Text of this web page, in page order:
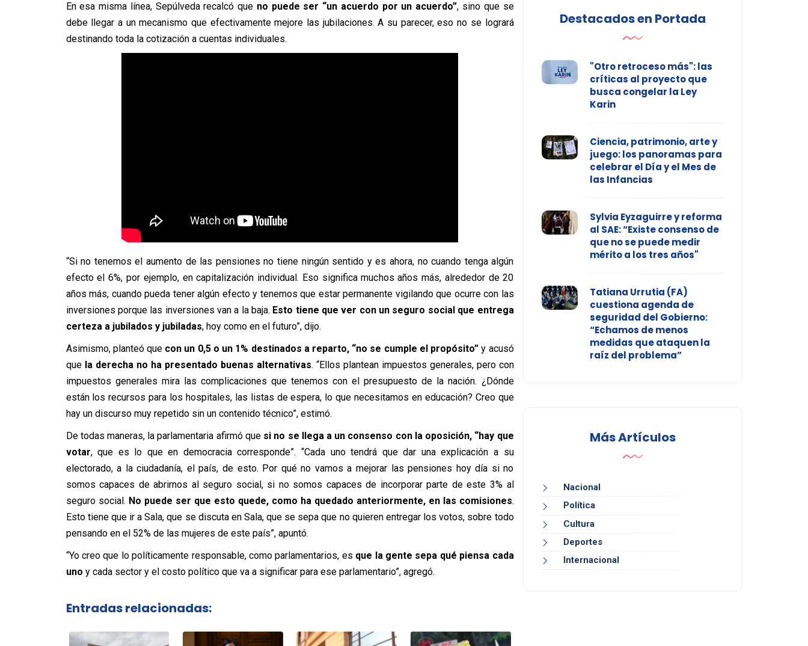
En esa misma línea, Sepúlveda recalcó que no puede ser “un acuerdo por un acuerdo”, sino que se
debe llegar a un mecanismo que efectivamente mejore las jubilaciones. A su parecer, eso no se logrará
destinando toda la cotización a cuentas individuales.
“Si no tenemos el aumento de las pensiones no tiene ningún sentido y es ahora, no cuando tenga algún
efecto el 6%, por ejemplo, en capitalización individual. Eso significa muchos años más, alrededor de 20
años más, cuando pueda tener algún efecto y tenemos que estar permanente vigilando que ocurre con las
inversiones porque las inversiones van a la baja. Esto tiene que ver con un seguro social que entrega
certeza a jubilados y jubiladas, hoy como en el futuro”, dijo.
Asimismo, planteó que con un 0,5 o un 1% destinados a reparto, “no se cumple el propósito” y acusó
que la derecha no ha presentado buenas alternativas. “Ellos plantean impuestos generales, pero con
impuestos generales mira las complicaciones que tenemos con el presupuesto de la nación. ¿Dónde
están los recursos para los hospitales, las listas de espera, lo que necesitamos en educación? Creo que
hay un discurso muy repetido sin un contenido técnico”, estimó.
De todas maneras, la parlamentaria afirmó que si no se llega a un consenso con la oposición, “hay que
votar, que es lo que en democracia corresponde”. “Cada uno tendrá que dar una explicación a su
electorado, a la ciudadanía, el país, de esto. Por qué no vamos a mejorar las pensiones hoy día si no
somos capaces de abrirnos al seguro social, si no somos capaces de incorporar parte de este 3% al
seguro social. No puede ser que esto quede, como ha quedado anteriormente, en las comisiones.
Esto tiene que ir a Sala, que se discuta en Sala, que se sepa que no quieren entregar los votos, sobre todo
pensando en el 52% de las mujeres de este país”, apuntó.
“Yo creo que lo políticamente responsable, como parlamentarios, es que la gente sepa qué piensa cada
uno y cada sector y el costo político que va a significar para ese parlamentario”, agregó.
Entradas relacionadas:
Destacados en Portada
"Otro retroceso más": las
críticas al proyecto que
busca congelar la Ley
Karin
Ciencia, patrimonio, arte y
juego: los panoramas para
celebrar el Día y el Mes de
las Infancias
Sylvia Eyzaguirre y reforma
al SAE: “Existe consenso de
que no se puede medir
mérito a los tres años"
Tatiana Urrutia (FA)
cuestiona agenda de
seguridad del Gobierno:
“Echamos de menos
medidas que ataquen la
raíz del problema”
Más Artículos
Nacional
Política
Cultura
Deportes
Internacional